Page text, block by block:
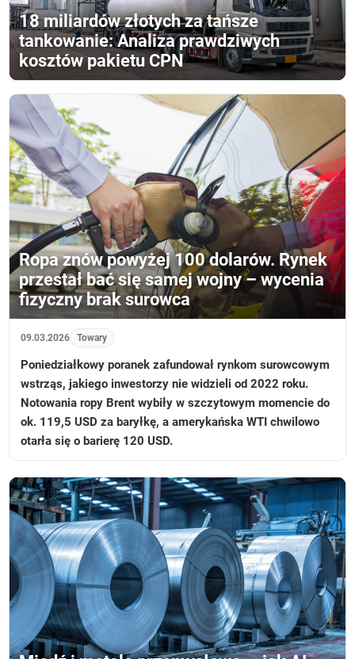
18 miliardów złotych za tańsze
tankowanie: Analiza prawdziwych
kosztów pakietu CPN
Ropa znów powyżej 100 dolarów. Rynek
przestał bać się samej wojny – wycenia
fizyczny brak surowca
09.03.2026 Towary
Poniedziałkowy poranek zafundował rynkom surowcowym
wstrząs, jakiego inwestorzy nie widzieli od 2022 roku.
Notowania ropy Brent wybiły w szczytowym momencie do
ok. 119,5 USD za baryłkę, a amerykańska WTI chwilowo
otarła się o barierę 120 USD.